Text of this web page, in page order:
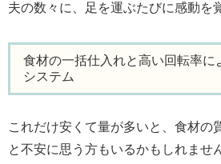
夫の数々に、足を運ぶたびに感動を
食材の一括仕入れと高い回転率に
システム
これだけ安くて量が多いと、食材の
と不安に思う方もいるかもしれませ